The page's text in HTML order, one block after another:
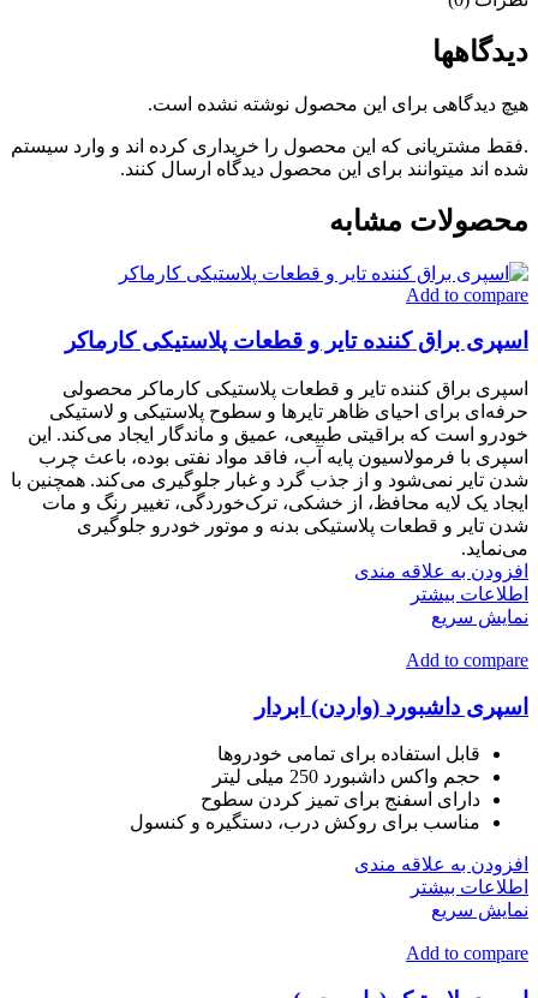
دیدگاهها
هیچ دیدگاهی برای این محصول نوشته نشده است.
.فقط مشتریانی که این محصول را خریداری کرده اند و وارد سیستم
شده اند میتوانند برای این محصول دیدگاه ارسال کنند.
محصولات مشابه
Add to compare
اسپری براق کننده تایر و قطعات پلاستیکی کارماکر
اسپری براق کننده تایر و قطعات پلاستیکی کارماکر محصولی
حرفه‌ای برای احیای ظاهر تایرها و سطوح پلاستیکی و لاستیکی
خودرو است که براقیتی طبیعی، عمیق و ماندگار ایجاد می‌کند. این
اسپری با فرمولاسیون پایه آب، فاقد مواد نفتی بوده، باعث چرب
شدن تایر نمی‌شود و از جذب گرد و غبار جلوگیری می‌کند. همچنین با
ایجاد یک لایه محافظ، از خشکی، ترک‌خوردگی، تغییر رنگ و مات
شدن تایر و قطعات پلاستیکی بدنه و موتور خودرو جلوگیری
می‌نماید.
افزودن به علاقه مندی
اطلاعات بیشتر
نمایش سریع
Add to compare
اسپری داشبورد (واردن) ابردار
قابل استفاده برای تمامی خودروها
حجم واکس داشبورد 250 میلی لیتر
دارای اسفنج برای تمیز کردن سطوح
مناسب برای روکش درب، دستگیره و کنسول
افزودن به علاقه مندی
اطلاعات بیشتر
نمایش سریع
Add to compare